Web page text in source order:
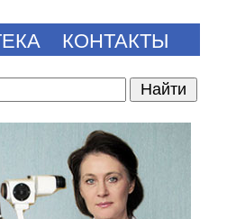
КОНТАКТЫ